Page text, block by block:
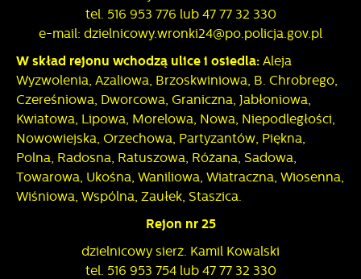
tel. 516 953 776 lub 47 77 32 330
e-mail: dzielnicowy.wronki24@po.policja.gov.pl
W skład rejonu wchodzą ulice i osiedla: Aleja
Wyzwolenia, Azaliowa, Brzoskwiniowa, B. Chrobrego,
Czereśniowa, Dworcowa, Graniczna, Jabłoniowa,
Kwiatowa, Lipowa, Morelowa, Nowa, Niepodległości,
Nowowiejska, Orzechowa, Partyzantów, Piękna,
Polna, Radosna, Ratuszowa, Różana, Sadowa,
Towarowa, Ukośna, Waniliowa, Wiatraczna, Wiosenna,
Wiśniowa, Wspólna, Zaułek, Staszica.
Rejon nr 25
dzielnicowy sierż. Kamil Kowalski
tel. 516 953 754 lub 47 77 32 330